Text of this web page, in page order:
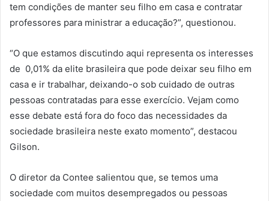
tem condições de manter seu filho em casa e contratar
professores para ministrar a educação?”, questionou.
“O que estamos discutindo aqui representa os interesses
de 0,01% da elite brasileira que pode deixar seu filho em
casa e ir trabalhar, deixando-o sob cuidado de outras
pessoas contratadas para esse exercício. Vejam como
esse debate está fora do foco das necessidades da
sociedade brasileira neste exato momento”, destacou
Gilson.
O diretor da Contee salientou que, se temos uma
sociedade com muitos desempregados ou pessoas